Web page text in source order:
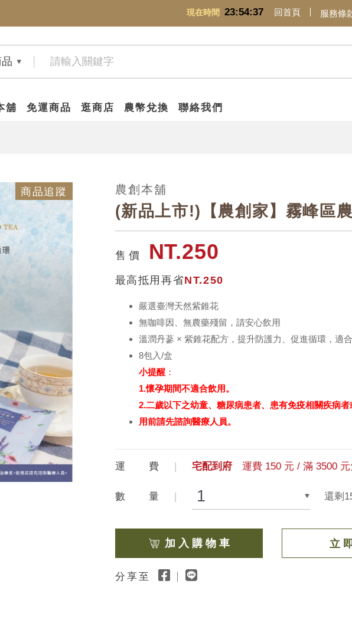
現在時間 23:54:39 回首頁 服務條
舖 免運商品 逛商店 農幣兌換 聯絡我們
商品追蹤 農創本舖
(新品上市!)【農創家】霧峰區
售 價 NT.250
最高抵用再省NT.250
嚴選臺灣天然紫錐花
無咖啡因、無農藥殘留，請安心飲用
溫潤丹蔘 × 紫錐花配方，提升防護力、促進循環，適
8包入/盒
小提醒：
1.懷孕期間不適合飲用。
2.二歲以下之幼童、糖尿病患者、患有免疫相關疾病
用前請先諮詢醫療人員。
運 費 宅配到府 運費 150 元 / 滿 3500 元
數 量 還剩
加 入 購 物 車 立
分享至